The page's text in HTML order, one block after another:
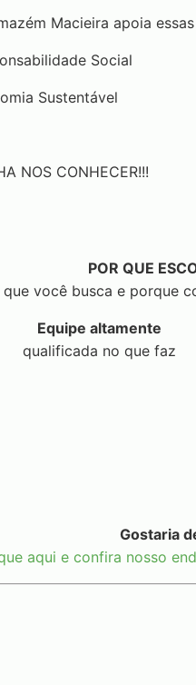
Macieira apoia
Social
Sustentável
NOS CONHECER!!!
POR QUE
você busca e porque
Equipe altamente
qualificada no que faz
Gostaria
aqui e confira nosso